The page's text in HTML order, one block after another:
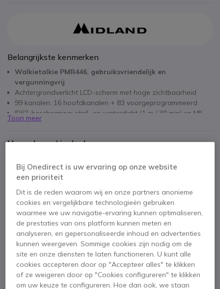
Belangrijkste kenmerken
Walkietalkie PMR446, gebruiksvriendelijk en
vergunningvrij
Achtergrondverlicht LCD-scherm met hoge zichtbaarheid
99 kanalen: 16 hoofdkanalen + 83 voorgeprogrammeerd
IP67-bescherming: stof- en waterdicht (1 m / 30 min) en MIL-
STD 810G-gecertificeerd
Functies: Dual Watch, Scrambler, RRM, VOX en FM-radio
accessoires
Ruisonderdrukking voor heldere communicatie
Toon meer
Meegeleverd in de doos
1 x 1600 mAh lithiumbatterij
1 x Snellader voor op tafel
1 x Wandadapter
Productbeschrijving
Bij Onedirect is uw ervaring op onze website
een prioriteit
Dit is de reden waarom wij en onze partners anonieme
cookies en vergelijkbare technologieën gebruiken
waarmee we uw navigatie-ervaring kunnen optimaliseren,
de prestaties van ons platform kunnen meten en
analyseren, en gepersonaliseerde inhoud en advertenties
kunnen weergeven. Sommige cookies zijn nodig om de
site en onze diensten te laten functioneren. U kunt alle
cookies accepteren door op "Accepteer alles" te klikken
of ze weigeren door op "Cookies configureren" te klikken
om uw keuze te configureren. Hoe dan ook, we staan